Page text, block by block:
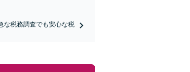
な税務調査でも安心な税